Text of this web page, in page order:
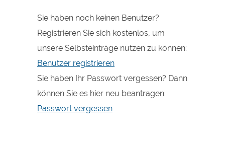
Sie haben noch keinen Benutzer?
Registrieren Sie sich kostenlos, um
unsere Selbsteinträge nutzen zu können:
Benutzer registrieren
Sie haben Ihr Passwort vergessen? Dann
können Sie es hier neu beantragen:
Passwort vergessen